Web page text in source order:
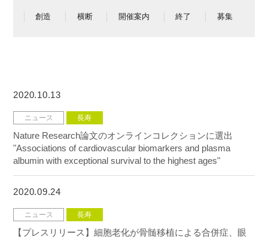
創造 横断 開催案内 終了 募集
2020.10.13
ニュース 長寿
Nature Research論文のオンラインコレクションに選出
"Associations of cardiovascular biomarkers and plasma
albumin with exceptional survival to the highest ages"
2020.09.24
ニュース 長寿
【プレスリリース】細胞老化が骨髄移植による合併症、眼